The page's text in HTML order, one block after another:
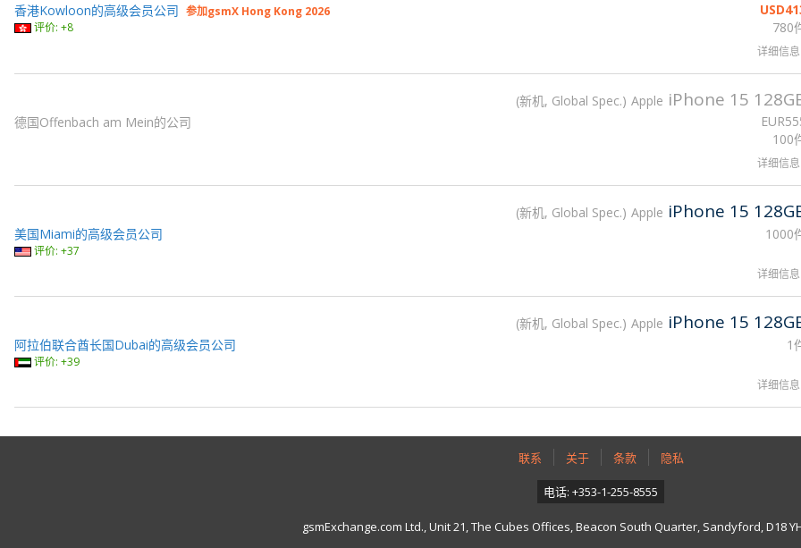
USD
780
香港Kowloon的高级会员公司 参加gsmX Hong Kong 2026
评价: +8
详细信息
新机, Global Spec. Apple iPhone 15
EUR
100
德国Offenbach am Mein的公司
详细信息
新机, Global Spec. Apple iPhone 15
1000
美国Miami的高级会员公司
评价: +37
详细信息
新机, Global Spec. Apple iPhone 15
1
阿拉伯联合酋长国Dubai的高级会员公司
评价: +39
详细信息
联系 关于 条款 隐私
电话: +353-1-255-8555
gsmExchange.com Ltd., Unit 21, The Cubes Offices, Beacon South Quarter, Sandyford, D18